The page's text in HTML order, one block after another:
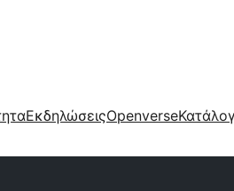
ΕκδηλώσειςOpenverse